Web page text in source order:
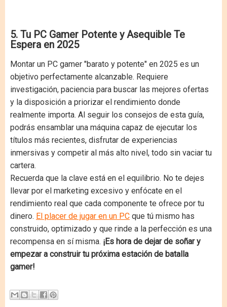
5. Tu PC Gamer Potente y Asequible Te
Espera en 2025
Montar un PC gamer "barato y potente" en 2025 es un
objetivo perfectamente alcanzable. Requiere
investigación, paciencia para buscar las mejores ofertas
y la disposición a priorizar el rendimiento donde
realmente importa. Al seguir los consejos de esta guía,
podrás ensamblar una máquina capaz de ejecutar los
títulos más recientes, disfrutar de experiencias
inmersivas y competir al más alto nivel, todo sin vaciar tu
cartera.
Recuerda que la clave está en el equilibrio. No te dejes
llevar por el marketing excesivo y enfócate en el
rendimiento real que cada componente te ofrece por tu
dinero. El placer de jugar en un PC que tú mismo has
construido, optimizado y que rinde a la perfección es una
recompensa en sí misma. ¡Es hora de dejar de soñar y
empezar a construir tu próxima estación de batalla
gamer!